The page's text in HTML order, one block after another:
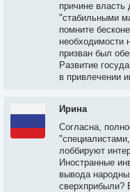
причине
"стабильными
помните
необходимости
призван был
Развитие
в привлечении
Ирина
Согласна,
лоббируют
Иностранные
вывода
сверхприбыли?